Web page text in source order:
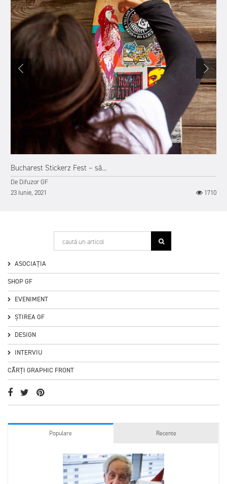
Bucharest Stickerz Fest – să...
De Difuzor GF
23 Iunie, 2021
1710
ASOCIAȚIA
SHOP GF
EVENIMENT
ȘTIREA GF
DESIGN
INTERVIU
CĂRȚI GRAPHIC FRONT
Populare Recente